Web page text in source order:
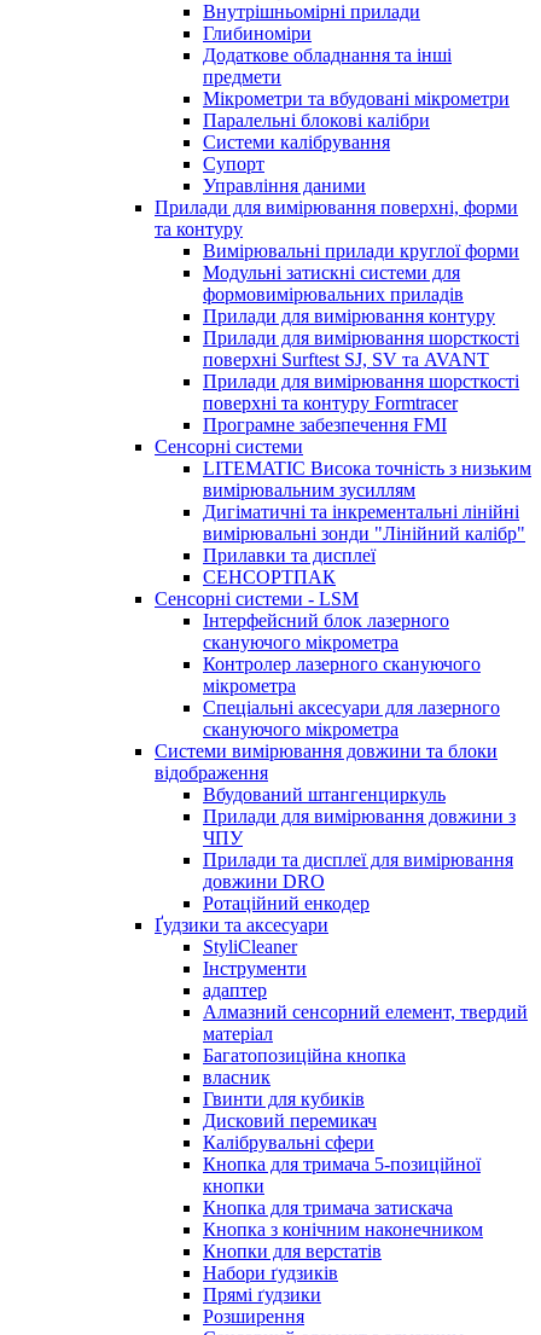
Внутрішньомірні прилади
Глибиноміри
Додаткове обладнання та інші
предмети
Мікрометри та вбудовані мікрометри
Паралельні блокові калібри
Системи калібрування
Супорт
Управління даними
Прилади для вимірювання поверхні, форми
та контуру
Вимірювальні прилади круглої форми
Модульні затискні системи для
формовимірювальних приладів
Прилади для вимірювання контуру
Прилади для вимірювання шорсткості
поверхні Surftest SJ, SV та AVANT
Прилади для вимірювання шорсткості
поверхні та контуру Formtracer
Програмне забезпечення FMI
Сенсорні системи
LITEMATIC Висока точність з низьким
вимірювальним зусиллям
Дигіматичні та інкрементальні лінійні
вимірювальні зонди "Лінійний калібр"
Прилавки та дисплеї
СЕНСОРТПАК
Сенсорні системи - LSM
Інтерфейсний блок лазерного
скануючого мікрометра
Контролер лазерного скануючого
мікрометра
Спеціальні аксесуари для лазерного
скануючого мікрометра
Системи вимірювання довжини та блоки
відображення
Вбудований штангенциркуль
Прилади для вимірювання довжини з
ЧПУ
Прилади та дисплеї для вимірювання
довжини DRO
Ротаційний енкодер
Ґудзики та аксесуари
StyliCleaner
Інструменти
адаптер
Алмазний сенсорний елемент, твердий
матеріал
Багатопозиційна кнопка
власник
Гвинти для кубиків
Дисковий перемикач
Калібрувальні сфери
Кнопка для тримача 5-позиційної
кнопки
Кнопка для тримача затискача
Кнопка з конічним наконечником
Кнопки для верстатів
Набори ґудзиків
Прямі ґудзики
Розширення